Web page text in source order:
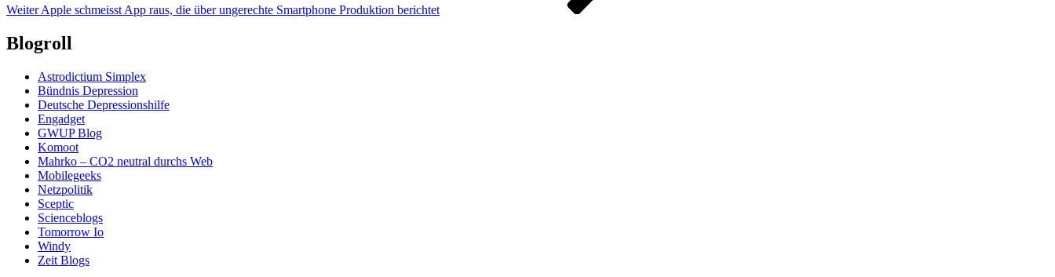
Weiter Apple schmeisst App raus, die über ungerechte Smartphone Produktion berichtet
Blogroll
Astrodictium Simplex
Bündnis Depression
Deutsche Depressionshilfe
Engadget
GWUP Blog
Komoot
Mahrko – CO2 neutral durchs Web
Mobilegeeks
Netzpolitik
Sceptic
Scienceblogs
Tomorrow Io
Windy
Zeit Blogs